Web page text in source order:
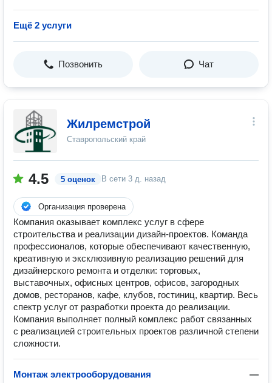
Ещё 2 услуги
Позвонить Чат
Жилремстрой
Ставропольский край
4.5 5 оценок В сети 3 д. назад
Организация проверена
Компания оказывает комплекс услуг в сфере
строительства и реализации дизайн-проектов. Команда
профессионалов, которые обеспечивают качественную,
креативную и эксклюзивную реализацию решений для
дизайнерского ремонта и отделки: торговых,
выставочных, офисных центров, офисов, загородных
домов, ресторанов, кафе, клубов, гостиниц, квартир. Весь
спектр услуг от разработки проекта до реализации.
Компания выполняет полный комплекс работ связанных
с реализацией строительных проектов различной степени
сложности.
Монтаж электрооборудования —